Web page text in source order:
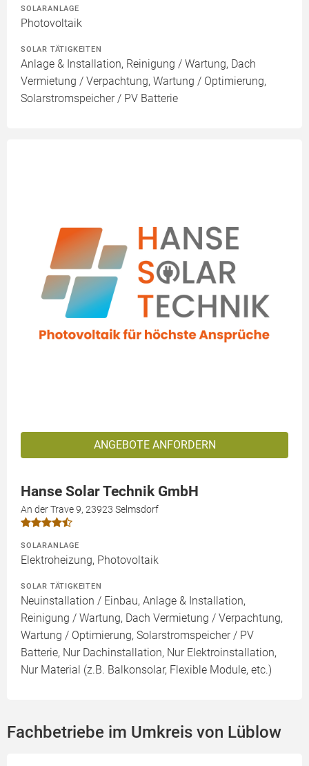
SOLARANLAGE
Photovoltaik
SOLAR TÄTIGKEITEN
Anlage & Installation, Reinigung / Wartung, Dach
Vermietung / Verpachtung, Wartung / Optimierung,
Solarstromspeicher / PV Batterie
ANGEBOTE ANFORDERN
Hanse Solar Technik GmbH
An der Trave 9, 23923 Selmsdorf
SOLARANLAGE
Elektroheizung, Photovoltaik
SOLAR TÄTIGKEITEN
Neuinstallation / Einbau, Anlage & Installation,
Reinigung / Wartung, Dach Vermietung / Verpachtung,
Wartung / Optimierung, Solarstromspeicher / PV
Batterie, Nur Dachinstallation, Nur Elektroinstallation,
Nur Material (z.B. Balkonsolar, Flexible Module, etc.)
Fachbetriebe im Umkreis von Lüblow